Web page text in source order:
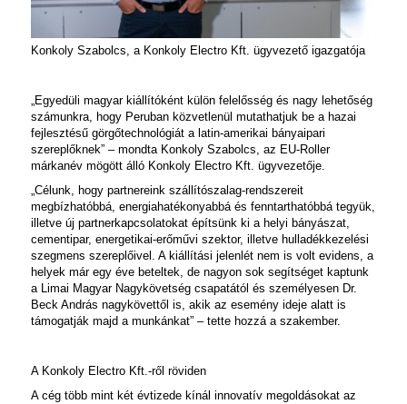
Konkoly Szabolcs, a Konkoly Electro Kft. ügyvezető igazgatója
„Egyedüli magyar kiállítóként külön felelősség és nagy lehetőség
számunkra, hogy Peruban közvetlenül mutathatjuk be a hazai
fejlesztésű görgőtechnológiát a latin-amerikai bányaipari
szereplőknek” – mondta Konkoly Szabolcs, az EU-Roller
márkanév mögött álló Konkoly Electro Kft. ügyvezetője.
„Célunk, hogy partnereink szállítószalag-rendszereit
megbízhatóbbá, energiahatékonyabbá és fenntarthatóbbá tegyük,
illetve új partnerkapcsolatokat építsünk ki a helyi bányászat,
cementipar, energetikai-erőművi szektor, illetve hulladékkezelési
szegmens szereplőivel. A kiállítási jelenlét nem is volt evidens, a
helyek már egy éve beteltek, de nagyon sok segítséget kaptunk
a Limai Magyar Nagykövetség csapatától és személyesen Dr.
Beck András nagykövettől is, akik az esemény ideje alatt is
támogatják majd a munkánkat” ‒ tette hozzá a szakember.
A Konkoly Electro Kft.-ről röviden
A cég több mint két évtizede kínál innovatív megoldásokat az